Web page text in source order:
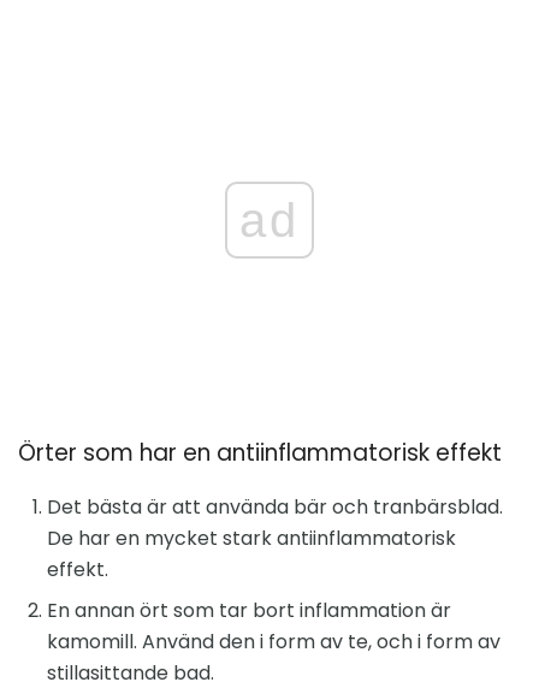
ad
Örter som har en antiinflammatorisk effekt
Det bästa är att använda bär och tranbärsblad.
De har en mycket stark antiinflammatorisk
effekt.
En annan ört som tar bort inflammation är
kamomill. Använd den i form av te, och i form av
stillasittande bad.